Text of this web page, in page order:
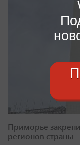
Приморье
регионов страны